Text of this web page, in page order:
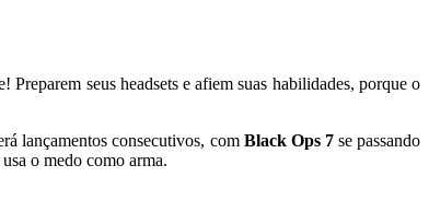
seus headsets e afiem suas habilidades, porque o
lançamentos consecutivos, com Black Ops 7se passando
o medo como arma.